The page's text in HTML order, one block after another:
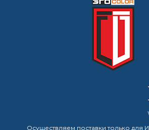
компанией
ВОПРОС-
Для чего применяется
Осуществляем поставки только для